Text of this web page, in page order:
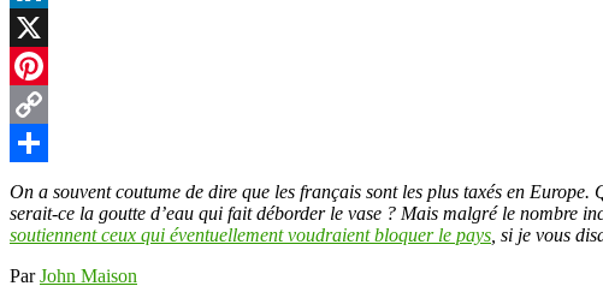
LinkedIn
X
Pinterest
Copy
Link
Partager
On a souvent coutume de dire que les français sont les plus taxés en
serait-ce la goutte d’eau qui fait déborder le vase ? Mais malgré le nombre
soutiennent ceux qui éventuellement voudraient bloquer le pays , si je vous
ParJohn Maison